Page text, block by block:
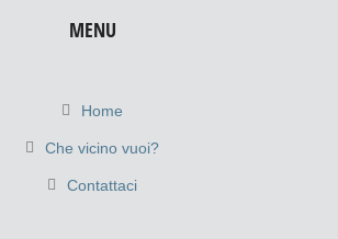
MENU
Home
Che vicino vuoi?
Contattaci